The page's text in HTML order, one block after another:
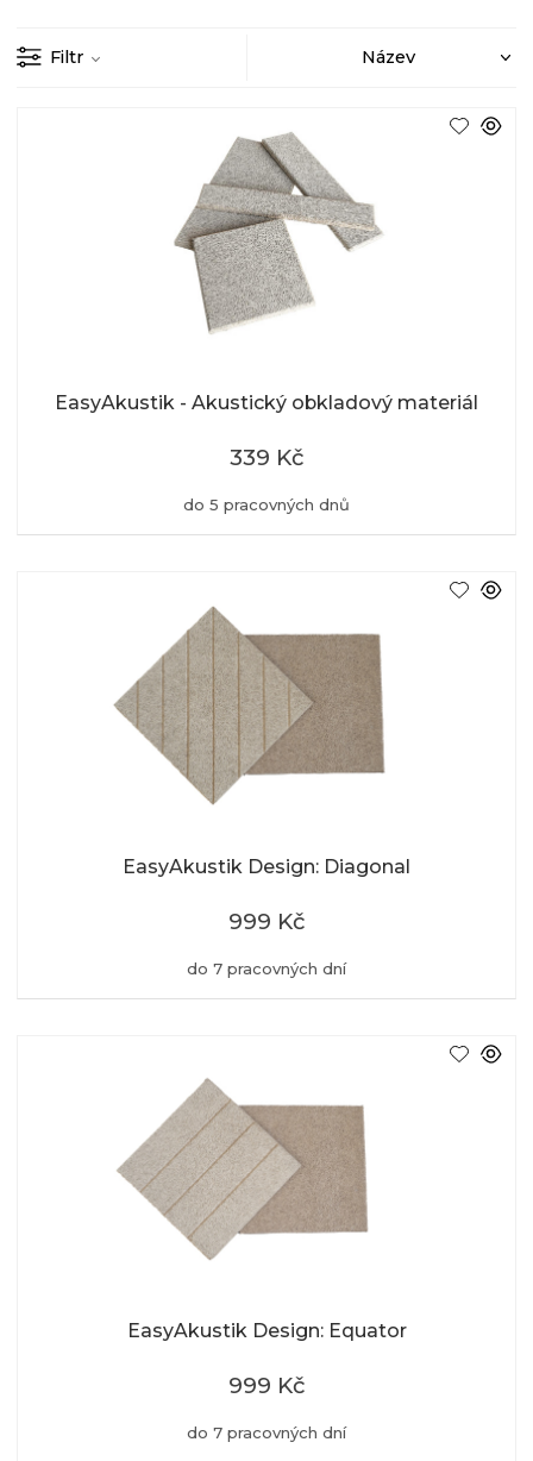
Filtr
EasyAkustik - Akustický obkladový materiál
do 5 pracovných dnů
339 Kč
EasyAkustik Design: Diagonal
do 7 pracovných dní
999 Kč
EasyAkustik Design: Equator
do 7 pracovných dní
999 Kč